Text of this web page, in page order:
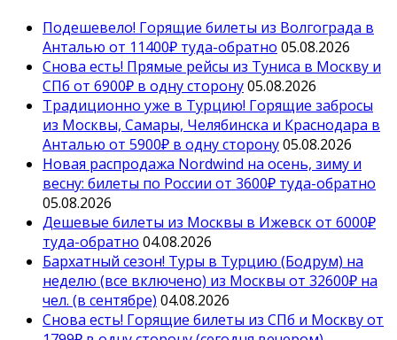
Подешевело! Горящие билеты из Волгограда в
Анталью от 11400₽ туда-обратно 05.08.2026
Снова есть! Прямые рейсы из Туниса в Москву и
СПб от 6900₽ в одну сторону05.08.2026
Традиционно уже в Турцию! Горящие забросы
из Москвы, Самары, Челябинска и Краснодара в
Анталью от 5900₽ в одну сторону05.08.2026
Новая распродажа Nordwind на осень, зиму и
весну: билеты по России от 3600₽ туда-обратно
05.08.2026
Дешевые билеты из Москвы в Ижевск от 6000₽
туда-обратно 04.08.2026
Бархатный сезон! Туры в Турцию (Бодрум) на
неделю (все включено) из Москвы от 32600₽ на
чел. (в сентябре) 04.08.2026
Снова есть! Горящие билеты из СПб и Москву от